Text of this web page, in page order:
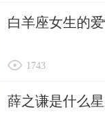
白羊座女生的
1743
薛之谦是什么星